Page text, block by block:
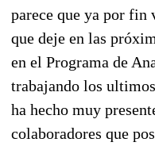
parece que ya por fin
que deje en las
en el Programa de
trabajando los
ha hecho muy
colaboradores que